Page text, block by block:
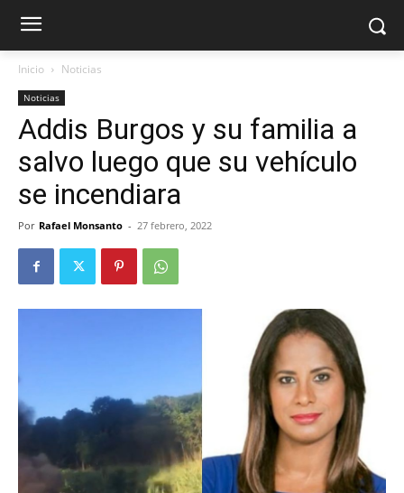
Inicio Noticias
Noticias
Addis Burgos y su familia a
salvo luego que su vehículo
se incendiara
Por Rafael Monsanto - 27 febrero, 2022